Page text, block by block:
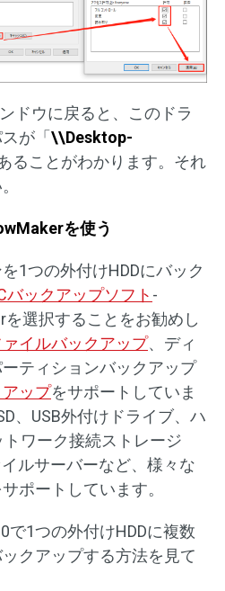
ドウに戻ると、このドラ
が「 \\Desktop-
ることがわかります。それ
を使う
1つの外付けHDDにバック
バックアップソフト -
を選択することをお勧めし
ァイルバックアップ、ディ
ティションバックアップ
ップをサポートしていま
、USB外付けドライブ、ハ
ワーク接続ストレージ
イルサーバーなど、様々な
ポートしています。
で1つの外付けHDDに複数
クアップする方法を見て